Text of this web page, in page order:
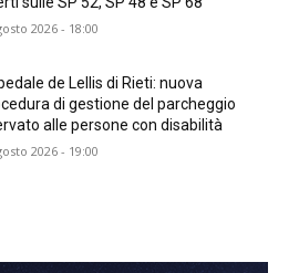
2026 - 18:00
de Lellis di Rieti: nuova
di gestione del parcheggio
alle persone con disabilità
2026 - 19:00